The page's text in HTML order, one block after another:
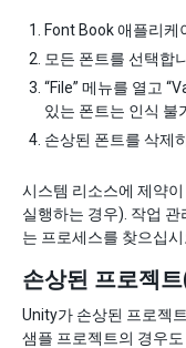
Font Book 애플리케
모든 폰트를 선택합
“File” 메뉴를 열고
있는 폰트는 인식 불
손상된 폰트를 삭제
시스템 리소스에 제약
실행하는 경우). 작업
는 프로세스를 찾으십시
손상된 프로젝
Unity가 손상된 프로젝
샘플 프로젝트의 경우